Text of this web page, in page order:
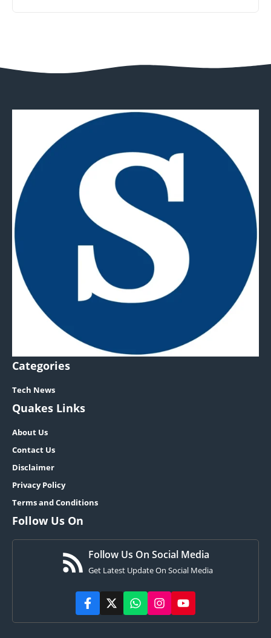
Categories
Tech News
Quakes Links
About Us
Contact Us
Disclaimer
Privacy Policy
Terms and Conditions
Follow Us On
Follow Us On Social Media
Get Latest Update On Social Media